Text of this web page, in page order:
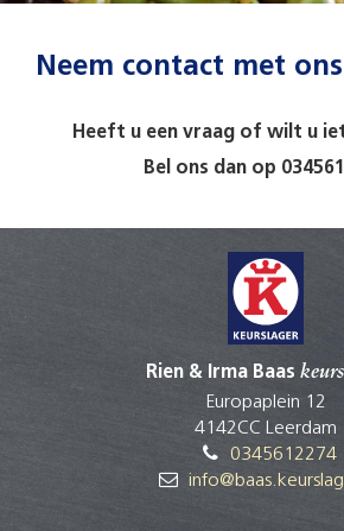
Neem contact met
Heeft u een vraag of wilt u
Bel ons dan op
Rien & Irma Baas
Europaplein 12
4142CC Leerdam
0345612274